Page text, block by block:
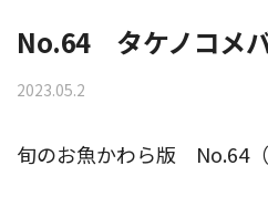
No.64 タケノコメ
2023.05.2
旬のお魚かわら版 No.64（